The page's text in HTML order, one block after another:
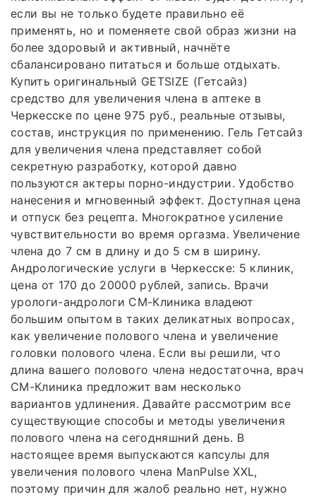
если вы не только будете правильно её
применять, но и поменяете свой образ жизни на
более здоровый и активный, начнёте
сбалансировано питаться и больше отдыхать.
Купить оригинальный GETSIZE (Гетсайз)
средство для увеличения члена в аптеке в
Черкесске по цене 975 руб., реальные отзывы,
состав, инструкция по применению. Гель Гетсайз
для увеличения члена представляет собой
секретную разработку, которой давно
пользуются актеры порно-индустрии. Удобство
нанесения и мгновенный эффект. Доступная цена
и отпуск без рецепта. Многократное усиление
чувствительности во время оргазма. Увеличение
члена до 7 см в длину и до 5 см в ширину.
Андрологические услуги в Черкесске: 5 клиник,
цена от 170 до 20000 рублей, запись. Врачи
урологи-андрологи СМ-Клиника владеют
большим опытом в таких деликатных вопросах,
как увеличение полового члена и увеличение
головки полового члена. Если вы решили, что
длина вашего полового члена недостаточна, врач
СМ-Клиника предложит вам несколько
вариантов удлинения. Давайте рассмотрим все
существующие способы и методы увеличения
полового члена на сегодняшний день. В
настоящее время выпускаются капсулы для
увеличения полового члена ManPulse XXL,
поэтому причин для жалоб реально нет, нужно